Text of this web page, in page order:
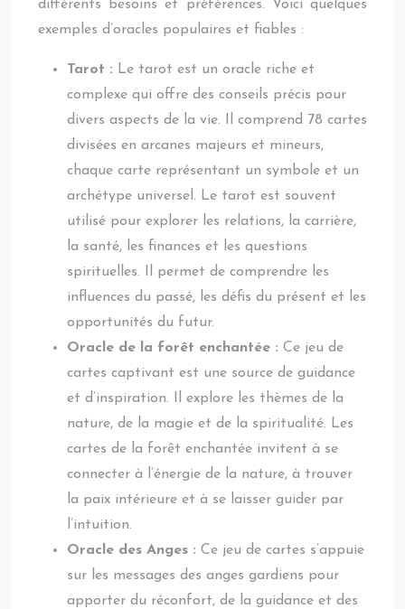
différents besoins et préférences. Voici quelques
exemples d’oracles populaires et fiables :
Tarot : Le tarot est un oracle riche et
complexe qui offre des conseils précis pour
divers aspects de la vie. Il comprend 78 cartes
divisées en arcanes majeurs et mineurs,
chaque carte représentant un symbole et un
archétype universel. Le tarot est souvent
utilisé pour explorer les relations, la carrière,
la santé, les finances et les questions
spirituelles. Il permet de comprendre les
influences du passé, les défis du présent et les
opportunités du futur.
Oracle de la forêt enchantée : Ce jeu de
cartes captivant est une source de guidance
et d’inspiration. Il explore les thèmes de la
nature, de la magie et de la spiritualité. Les
cartes de la forêt enchantée invitent à se
connecter à l’énergie de la nature, à trouver
la paix intérieure et à se laisser guider par
l’intuition.
Oracle des Anges : Ce jeu de cartes s’appuie
sur les messages des anges gardiens pour
apporter du réconfort, de la guidance et des